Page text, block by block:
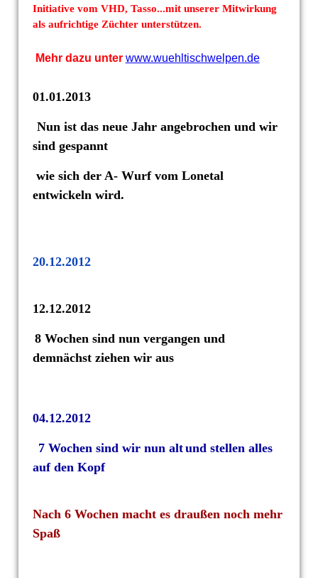
Initiative vom VHD,Tasso...mit unserer Mitwirkung
als aufrichtige Züchter unterstützen.
Mehr dazu unter www.wuehltischwelpen.de
01.01.2013
Nun ist das neue Jahr angebrochen und wir
sind gespannt
wie sich der A- Wurf vom Lonetal
entwickeln wird.
20.12.2012
12.12.2012
8 Wochen sind nun vergangen und
demnächst ziehen wir aus
04.12.2012
7 Wochen sind wir nun altund stellen alles
auf den Kopf
Nach 6 Wochen macht es draußen noch mehr
Spaß